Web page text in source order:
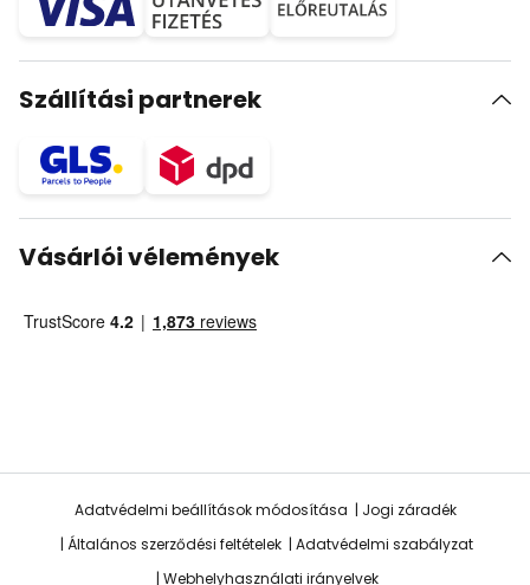
Szállítási partnerek
Vásárlói vélemények
Adatvédelmi beállítások módosítása
Jogi záradék
Általános szerződési feltételek
Adatvédelmi szabályzat
Webhelyhasználati irányelvek